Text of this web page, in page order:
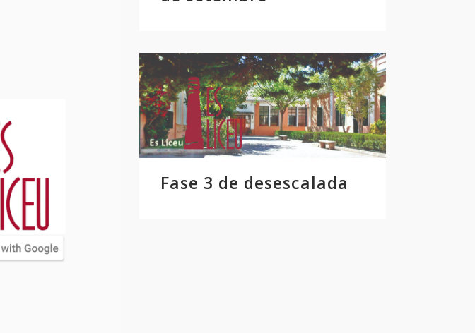
Fase 3 de desescalada